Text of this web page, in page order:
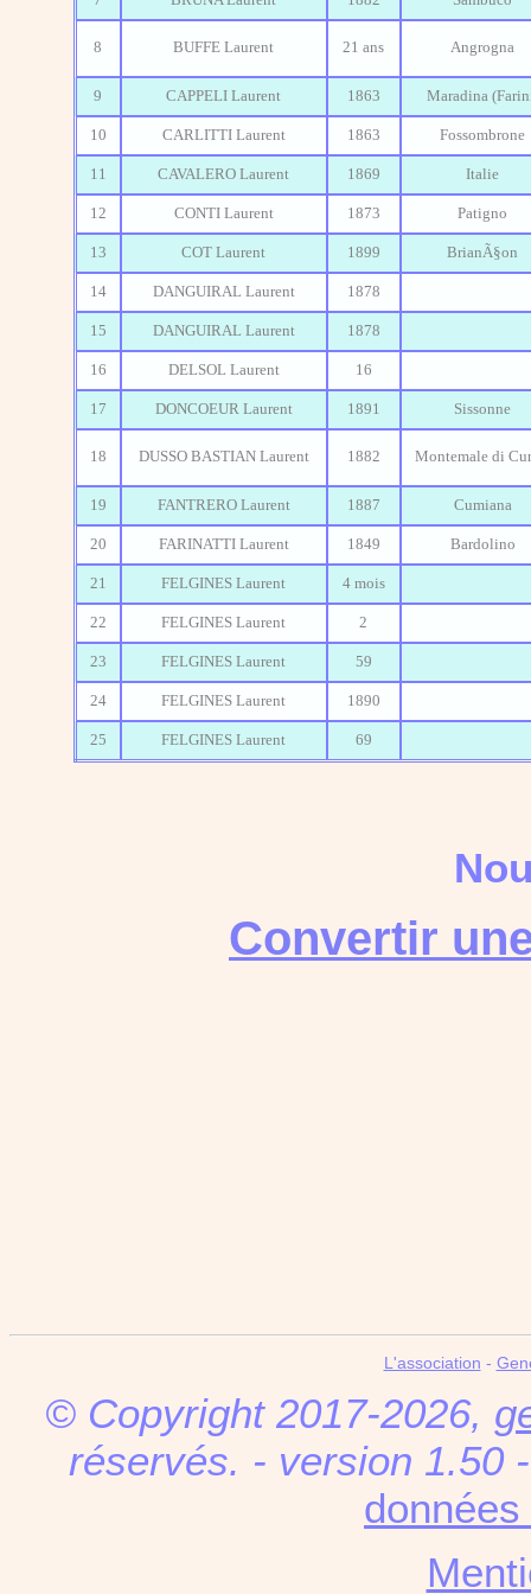
8 BUFFE Laurent 21 ans Angrogna
9 CAPPELI Laurent 1863 Maradina
10 CARLITTI Laurent 1863 Fossombrone
11 CAVALERO Laurent 1869 Italie
12 CONTI Laurent 1873 Patigno
13 COT Laurent 1899 BrianÃ§on
14 DANGUIRAL Laurent 1878
15 DANGUIRAL Laurent 1878
16 DELSOL Laurent 16
17 DONCOEUR Laurent 1891 Sissonne
18 DUSSO BASTIAN Laurent 1882 Montemale di
19 FANTRERO Laurent 1887 Cumiana
20 FARINATTI Laurent 1849 Bardolino
21 FELGINES Laurent 4 mois
22 FELGINES Laurent 2
23 FELGINES Laurent 59
24 FELGINES Laurent 1890
25 FELGINES Laurent 69
Convertir
L'association -
© Copyright 2017-2026,
réservés. - version 1.50